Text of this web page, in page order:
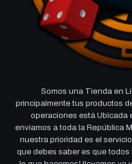
Somos una Tienda en
principalmente tus productos
operaciones está Ubicada
enviamos a toda la República
nuestra prioridad es el
que debes saber es que